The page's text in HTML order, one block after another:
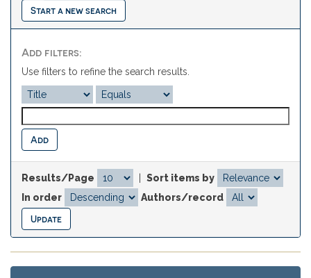
Start a new search
Add filters:
Use filters to refine the search results.
Results/Page
Sort items by
In order
Authors/record